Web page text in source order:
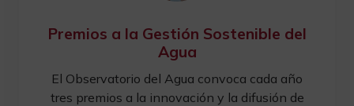
Premios a la Gestión Sostenible del
Agua
El Observatorio del Agua convoca cada año
tres premios a la innovación y la difusión de